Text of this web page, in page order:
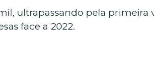
ultrapassando pela primeira
face a 2022.